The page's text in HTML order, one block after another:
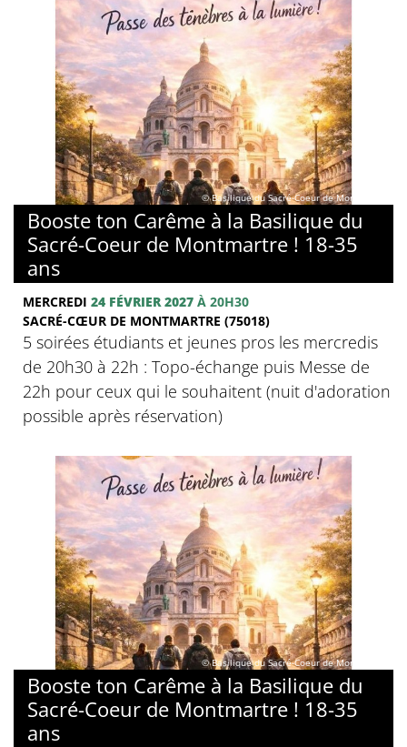
© Basilique du Sacré-Coeur de Montmartre
Booste ton Carême à la Basilique du
Sacré-Coeur de Montmartre ! 18-35
ans
MERCREDI 24 FÉVRIER 2027 À 20H30
SACRÉ-CŒUR DE MONTMARTRE (75018)
5 soirées étudiants et jeunes pros les mercredis
de 20h30 à 22h : Topo-échange puis Messe de
22h pour ceux qui le souhaitent (nuit d'adoration
possible après réservation)
© Basilique du Sacré-Coeur de Montmartre
Booste ton Carême à la Basilique du
Sacré-Coeur de Montmartre ! 18-35
ans